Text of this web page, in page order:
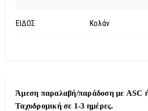
ΕΙΔΟΣ Κολάν
Άμεση παραλαβή/παράδοση με ASC
Ταχυδρομική σε 1-3 ημέρες.